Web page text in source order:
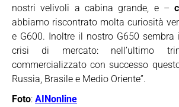
nostri velivoli a cabina grande, e –
abbiamo riscontrato molta curiosità
e G600. Inoltre il nostro G650 sembra
crisi di mercato: nell’ultimo
commercializzato con successo
Russia, Brasile e Medio Oriente”.
Foto: AINonline